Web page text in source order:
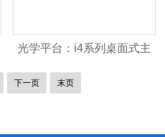
光学平台：i4系列桌面式主
动隔振系统
下一页 末页